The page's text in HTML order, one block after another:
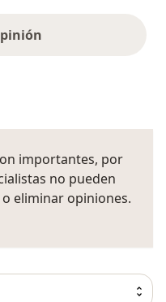
importantes, por
no pueden
eliminar opiniones.